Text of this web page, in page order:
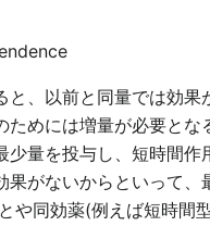
、以前と同量では効果
ためには増量が必要とな
少量を投与し、短時間作
果がないからといって、
や同効薬(例えば短時間